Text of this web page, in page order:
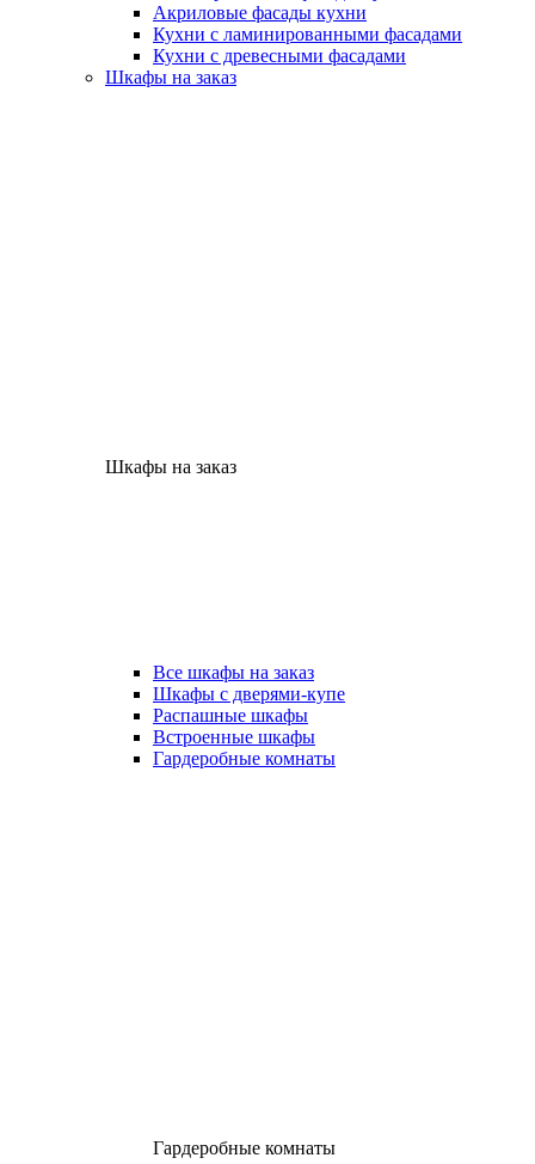
Акриловые фасады кухни
Кухни с ламинированными фасадами
Кухни с древесными фасадами
Шкафы на заказ
Шкафы на заказ
Все шкафы на заказ
Шкафы с дверями-купе
Распашные шкафы
Встроенные шкафы
Гардеробные комнаты
Гардеробные комнаты